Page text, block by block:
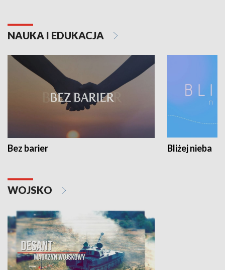
NAUKA I EDUKACJA
Bez barier Bliżej nieba
WOJSKO